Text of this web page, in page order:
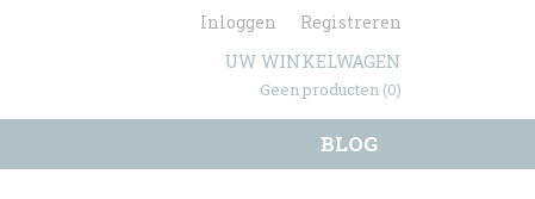
Inloggen Registreren
UW WINKELWAGEN
Geen producten (0)
BLOG